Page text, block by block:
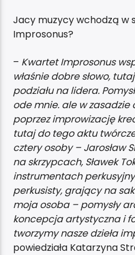
Jacy muzycy wchodzą w
Improsonus?
– Kwartet Improsonus
właśnie dobre słowo,
podziału na lidera.
ode mnie. ale w zasadzie
poprzez improwizację
tutaj do tego aktu
cztery osoby – Jarosław
na skrzypcach, Sławek
instrumentach
perkusisty, grający na
moja osoba – pomysły
koncepcja artystyczna i
tworzymy nasze dzieła
powiedziała Katarzyna